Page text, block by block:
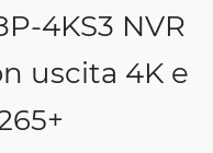
4KS3 NVR
uscita 4K e